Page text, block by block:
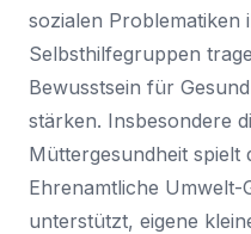
sozialen Problematiken
Selbsthilfegruppen
Bewusstsein für
stärken. Insbesondere
Müttergesundheit spielt
Ehrenamtliche
unterstützt, eigene